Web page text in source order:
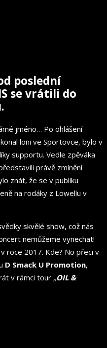
poslední
se vrátili do
jméno… Po ohlášení
loni ve Sportovce, bylo v
supportu. Vedle zpěváka
právě zmínění
znát, že se v publiku
na rodáky z Lowellu v
skvělé show, což nás
nemůžeme vynechat!
roce 2017. Kde? No přeci v
D Smack U Promotion,
v rámci tour „OIL &